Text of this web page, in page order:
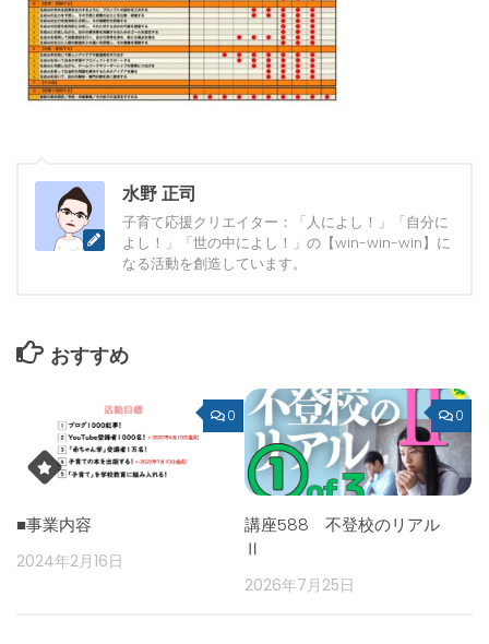
水野 正司
子育て応援クリエイター：「人によし！」「自分に
よし！」「世の中によし！」の【win-win-win】に
なる活動を創造しています。
おすすめ
0
■事業内容
2024年2月16日
0
講座588 不登校のリアル
Ⅱ
2026年7月25日